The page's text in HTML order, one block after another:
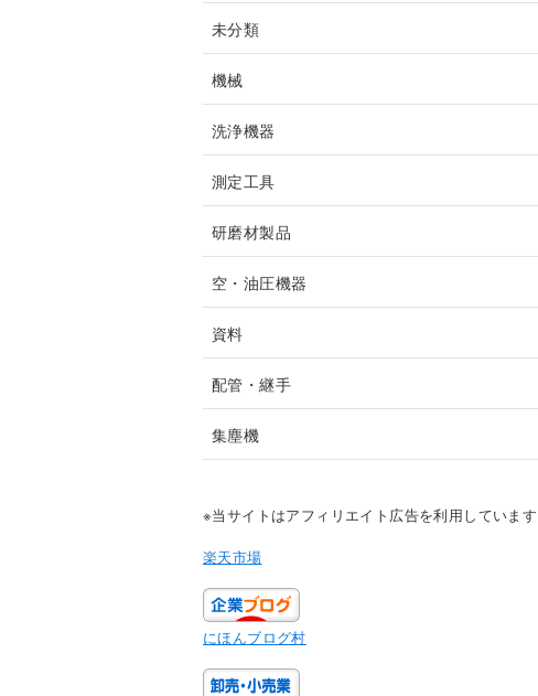
未分類
機械
洗浄機器
測定工具
研磨材製品
空・油圧機器
資料
配管・継手
集塵機
※当サイトはアフィリエイト広告を利用しています
楽天市場
にほんブログ村